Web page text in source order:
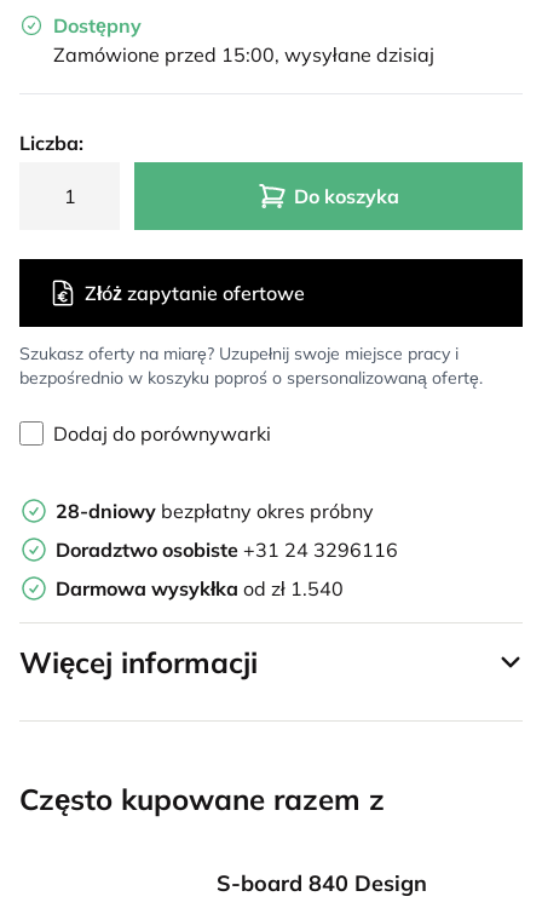
Dostępny
Zamówione przed 15:00, wysyłane dzisiaj
Liczba:
Do koszyka
Szukasz oferty na miarę? Uzupełnij swoje miejsce pracy i
bezpośrednio w koszyku poproś o spersonalizowaną ofertę.
Złóż zapytanie ofertowe
Dodaj do porównywarki
28-dniowy bezpłatny okres próbny
Doradztwo osobiste +31 24 3296116
Darmowa wysykłka od zł 1.540
Więcej informacji
Często kupowane razem z
S-board 840 Design